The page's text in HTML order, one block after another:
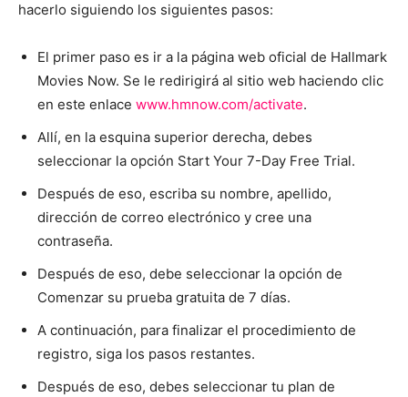
hacerlo siguiendo los siguientes pasos:
El primer paso es ir a la página web oficial de Hallmark
Movies Now. Se le redirigirá al sitio web haciendo clic
en este enlace www.hmnow.com/activate.
Allí, en la esquina superior derecha, debes
seleccionar la opción Start Your 7-Day Free Trial.
Después de eso, escriba su nombre, apellido,
dirección de correo electrónico y cree una
contraseña.
Después de eso, debe seleccionar la opción de
Comenzar su prueba gratuita de 7 días.
A continuación, para finalizar el procedimiento de
registro, siga los pasos restantes.
Después de eso, debes seleccionar tu plan de